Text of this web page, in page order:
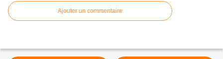
Ajouter un commentaire